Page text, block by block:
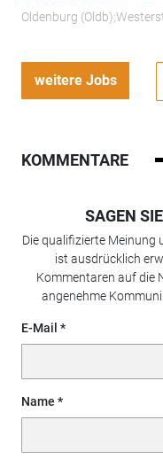
Oldenburg
weitere Jobs
KOMMENTARE
SAGEN
Die qualifizierte Meinung
ist ausdrücklich
Kommentaren auf die
angenehme
E-Mail
Name